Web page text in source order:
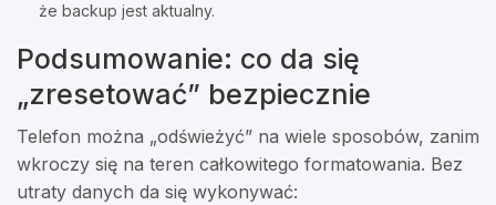
że backup jest aktualny.
Podsumowanie: co da się
„zresetować” bezpiecznie
Telefon można „odświeżyć” na wiele sposobów, zanim
wkroczy się na teren całkowitego formatowania. Bez
utraty danych da się wykonywać: